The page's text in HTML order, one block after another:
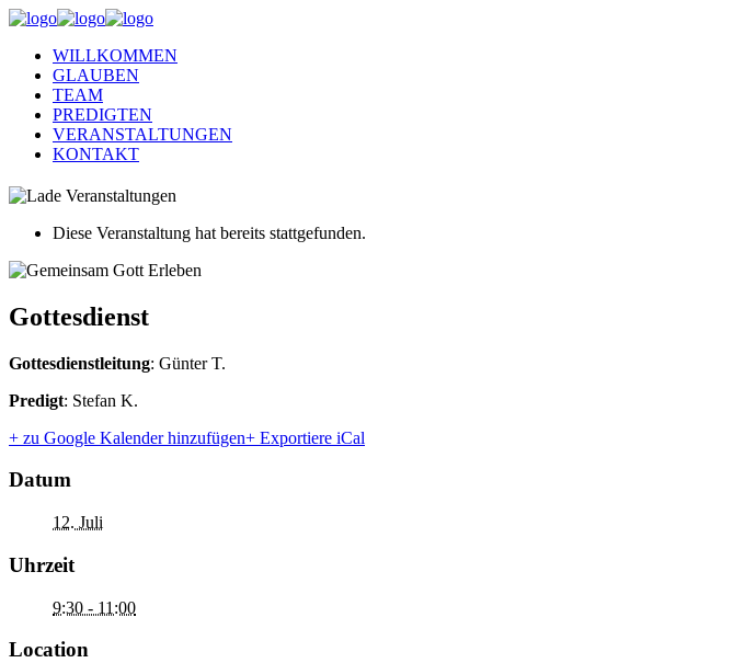
WILLKOMMEN
GLAUBEN
TEAM
PREDIGTEN
VERANSTALTUNGEN
KONTAKT
Diese Veranstaltung hat bereits stattgefunden.
Gottesdienst
Gottesdienstleitung: Günter T.
Predigt: Stefan K.
+ zu Google Kalender hinzufügen+ Exportiere iCal
Datum
12. Juli
Uhrzeit
9:30 - 11:00
Location